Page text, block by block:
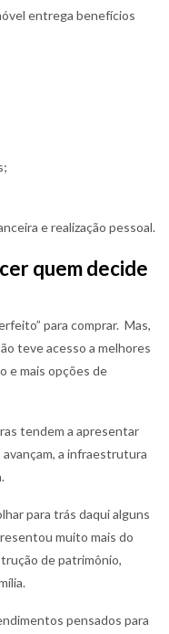
entrega benefícios
e realização pessoal.
quem decide
para comprar. Mas,
teve acesso a melhores
e mais opções de
tendem a apresentar
a infraestrutura
para trás daqui alguns
muito mais do
de patrimônio,
pensados para